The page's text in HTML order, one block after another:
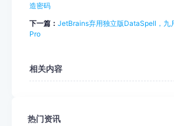
造密码
下一篇： JetBrains弃用独立版DataSpell，九
Pro
相关内容
热门资讯